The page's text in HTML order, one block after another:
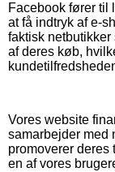
Facebook fører
at få indtryk af e-
faktisk
af deres køb,
Vores website
samarbejder med
promoverer deres
en af vores